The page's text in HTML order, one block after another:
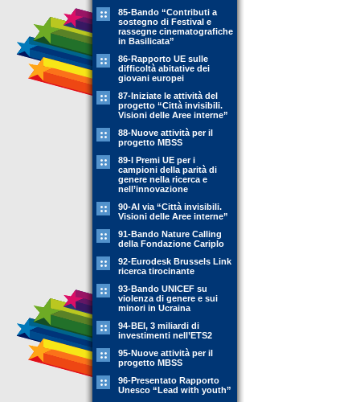
85-Bando “Contributi a
sostegno di Festival e
rassegne cinematografiche
in Basilicata”
86-Rapporto UE sulle
difficoltà abitative dei
giovani europei
87-Iniziate le attività del
progetto “Città invisibili.
Visioni delle Aree interne”
88-Nuove attività per il
progetto MBSS
89-l Premi UE per i
campioni della parità di
genere nella ricerca e
nell’innovazione
90-Al via “Città invisibili.
Visioni delle Aree interne”
91-Bando Nature Calling
della Fondazione Cariplo
92-Eurodesk Brussels Link
ricerca tirocinante
93-Bando UNICEF su
violenza di genere e sui
minori in Ucraina
94-BEI, 3 miliardi di
investimenti nell’ETS2
95-Nuove attività per il
progetto MBSS
96-Presentato Rapporto
Unesco “Lead with youth”